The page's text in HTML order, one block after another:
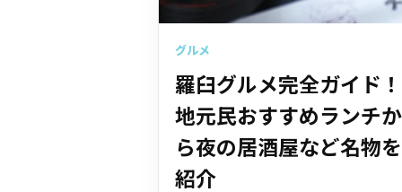
グルメ
羅臼グルメ完全ガイド！
地元民おすすめランチか
ら夜の居酒屋など名物を
紹介